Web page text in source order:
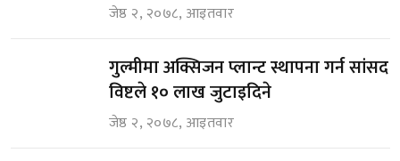
जेष्ठ २, २०७८, आइतवार
गुल्मीमा अक्सिजन प्लान्ट स्थापना गर्न सांसद
विष्टले १० लाख जुटाइदिने
जेष्ठ २, २०७८, आइतवार